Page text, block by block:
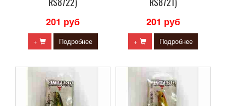
201 руб
+ Подробнее
201 руб
+ Подробнее